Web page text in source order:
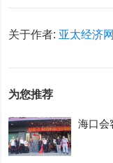
关于作者: 亚太经济网
为您推荐
海口会